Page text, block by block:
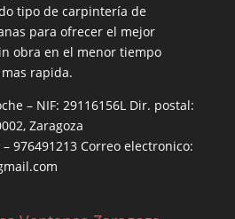
tipo de carpintería de
para ofrecer el mejor
obra en el menor tiempo
rapida.
– NIF: 29116156L Dir. postal:
Zaragoza
976491213 Correo electronico: